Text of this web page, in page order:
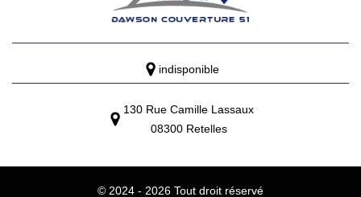
indisponible
130 Rue Camille Lassaux
08300 Retelles
© 2024 - 2026 Tout droit réservé